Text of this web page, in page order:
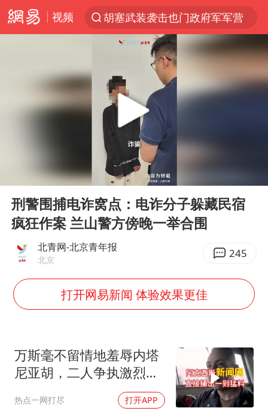
视频
胡塞武装袭击也门政府军军营
日本试射“战斧”导弹，国防部回应
东航：国内客票提前14天免费退改
台风白海豚中心风力增强
向鹏0-3不敌张本智和
“新疆阿勒泰八月能滑雪”不实
刘国正说向鹏打得很窝囊
我国外贸延续良好增长态势
宇树科技中一签需缴款7.54万元
广东雷州通报特教老师招聘违规事件
两名乘客在飞机上因调节座椅起冲突
女儿为争财产堵门阻挠父亲出殡
Play
00:00
刑警围捕电诈窝点：电诈分子躲藏民宿
疯狂作案 兰山警方傍晚一举合围
北青网-北京青年报
北京 245
打开网易新闻 体验效果更佳
万斯毫不留情地羞辱内塔
尼亚胡，二人争执激烈，
热点一网打尽 打开APP